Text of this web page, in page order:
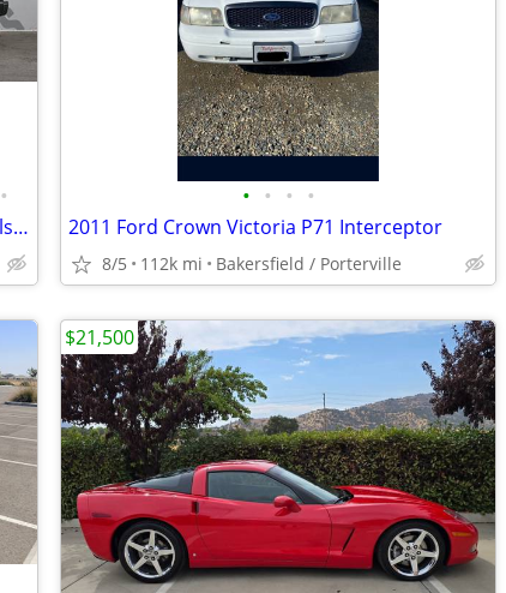
•
2026 Ford F-150 4x4 4WD F150 Arena Wheels FOX Racing Widebody Truck
• • • •
2011 Ford Crown Victoria P71 Interceptor
8/5 112k mi Bakersfield / Porterville
$21,500